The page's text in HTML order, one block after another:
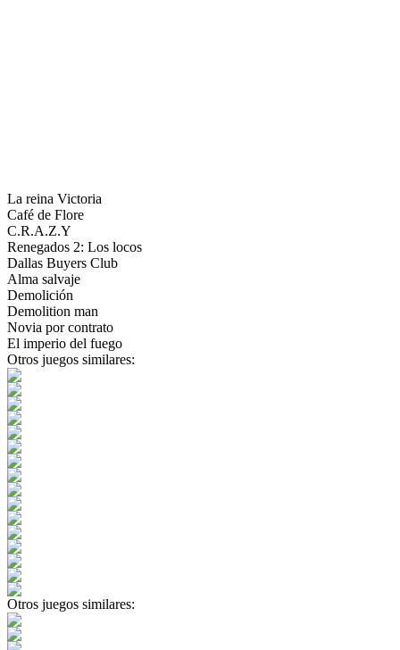
La reina Victoria
Café de Flore
C.R.A.Z.Y
Renegados 2: Los locos
Dallas Buyers Club
Alma salvaje
Demolición
Demolition man
Novia por contrato
El imperio del fuego
Otros juegos similares:
Otros juegos similares: